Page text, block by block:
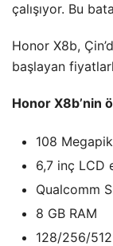
çalışıyor. Bu
Honor X8b,
başlayan
Honor X8b’nin
108
6,7 inç LCD
Qualcomm
8 GB RAM
128/256/